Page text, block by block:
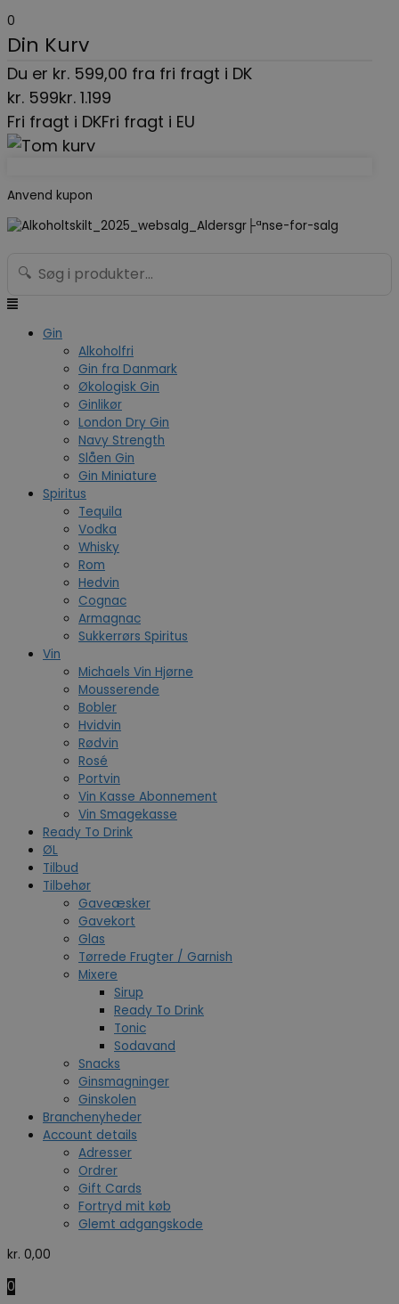
0
Din Kurv
Du er kr. 599,00 fra fri fragt i DK
kr. 599kr. 1.199
Fri fragt i DKFri fragt i EU
Anvend kupon
til
indholdet
🔍
Gin
Alkoholfri
Gin fra Danmark
Økologisk Gin
Ginlikør
London Dry Gin
Navy Strength
Slåen Gin
Gin Miniature
Spiritus
Tequila
Vodka
Whisky
Rom
Hedvin
Cognac
Armagnac
Sukkerrørs Spiritus
Vin
Michaels Vin Hjørne
Mousserende
Bobler
Hvidvin
Rødvin
Rosé
Portvin
Vin Kasse Abonnement
Vin Smagekasse
Ready To Drink
ØL
Tilbud
Tilbehør
Gaveæsker
Gavekort
Glas
Tørrede Frugter / Garnish
Mixere
Sirup
Ready To Drink
Tonic
Sodavand
Snacks
Ginsmagninger
Ginskolen
Branchenyheder
Account details
Adresser
Ordrer
Gift Cards
Fortryd mit køb
Glemt adgangskode
kr. 0,00
0